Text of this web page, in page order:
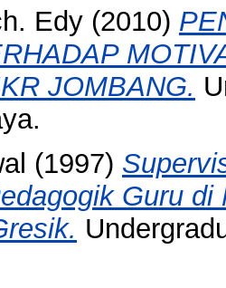
Edy (2010)
JOMBANG.
(1997)
Guru